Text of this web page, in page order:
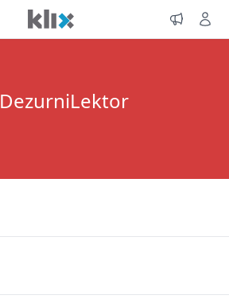
DezurniLektor